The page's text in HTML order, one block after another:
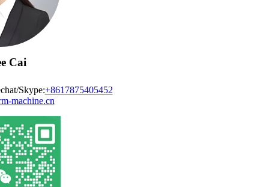
Cai
Skype:+8617875405452
machine.cn